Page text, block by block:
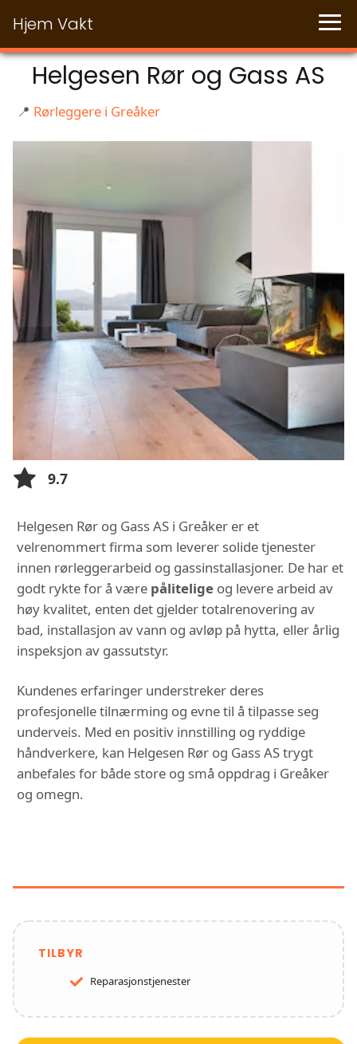
Hjem Vakt
Helgesen Rør og Gass AS
📍 Rørleggere i Greåker
9.7
Helgesen Rør og Gass AS i Greåker er et
velrenommert firma som leverer solide tjenester
innen rørleggerarbeid og gassinstallasjoner. De har et
godt rykte for å være pålitelige og levere arbeid av
høy kvalitet, enten det gjelder totalrenovering av
bad, installasjon av vann og avløp på hytta, eller årlig
inspeksjon av gassutstyr.
Kundenes erfaringer understreker deres
profesjonelle tilnærming og evne til å tilpasse seg
underveis. Med en positiv innstilling og ryddige
håndverkere, kan Helgesen Rør og Gass AS trygt
anbefales for både store og små oppdrag i Greåker
og omegn.
TILBYR
Reparasjonstjenester